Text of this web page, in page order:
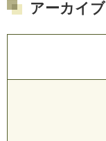
アーカイブ